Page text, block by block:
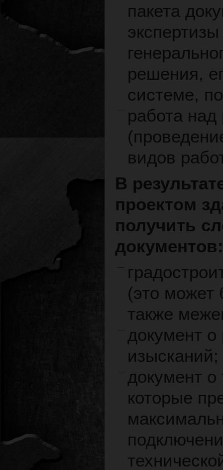
пакета
решения,
системе,
работа над
видов
В
проектом
получить
документов:
(это может
также
документ о
изысканий;
документ о
которые